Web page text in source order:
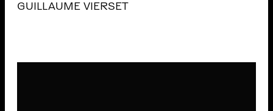
GUILLAUME VIERSET